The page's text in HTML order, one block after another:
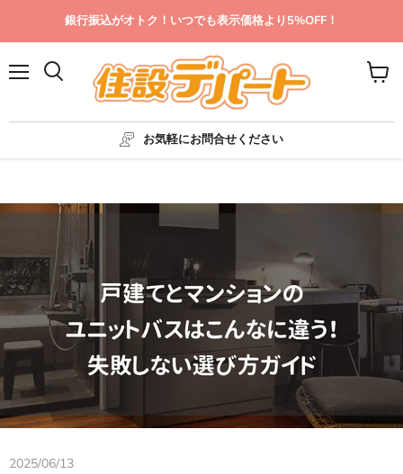
銀行振込がオトク！いつでも表示価格より5%OFF！
お気軽にお問合せください
カ
ト
2025/06/13